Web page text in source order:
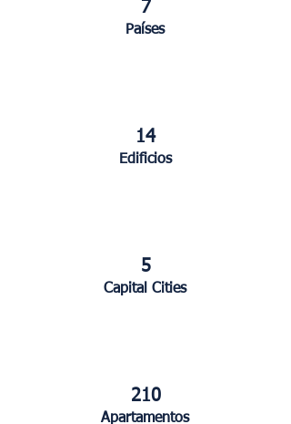
7
Países
14
Edificios
5
Capital Cities
210
Apartamentos